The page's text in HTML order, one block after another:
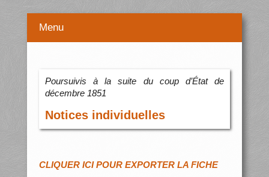
Menu
Poursuivis à la suite du coup d’État de
décembre 1851
Notices individuelles
CLIQUER ICI POUR EXPORTER LA FICHE